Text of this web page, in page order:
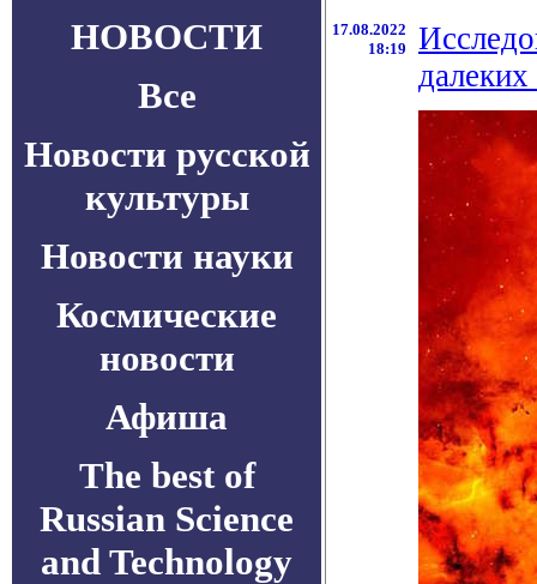
НОВОСТИ
Все
Новости русской
культуры
Новости науки
Космические
новости
Афиша
The best of
Russian Science
and Technology
17.08.2022
18:19
далеких